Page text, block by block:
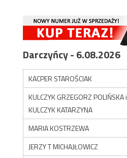
Darczyńcy - 6.08.2026
KACPER STAROŚCIAK
KULCZYK GRZEGORZ POLIŃSKA i
KULCZYK KATARZYNA
MARIA KOSTRZEWA
JERZY T MICHAJŁOWICZ